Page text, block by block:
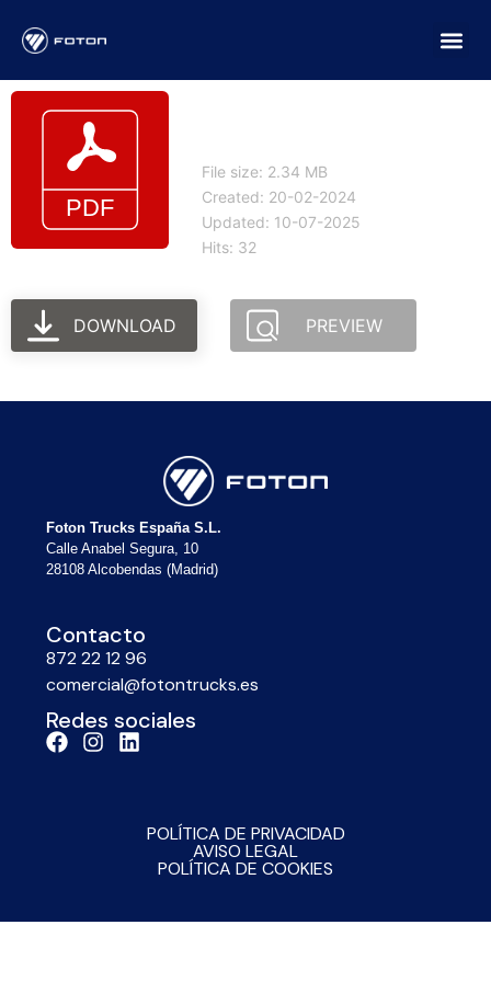
File size: 2.34 MB
Created: 20-02-2024
Updated: 10-07-2025
Hits: 32
DOWNLOAD PREVIEW
Foton Trucks España S.L.
Calle Anabel Segura, 10
28108 Alcobendas (Madrid)
Contacto
872 22 12 96
comercial@fotontrucks.es
Redes sociales
POLÍTICA DE PRIVACIDAD
AVISO LEGAL
POLÍTICA DE COOKIES